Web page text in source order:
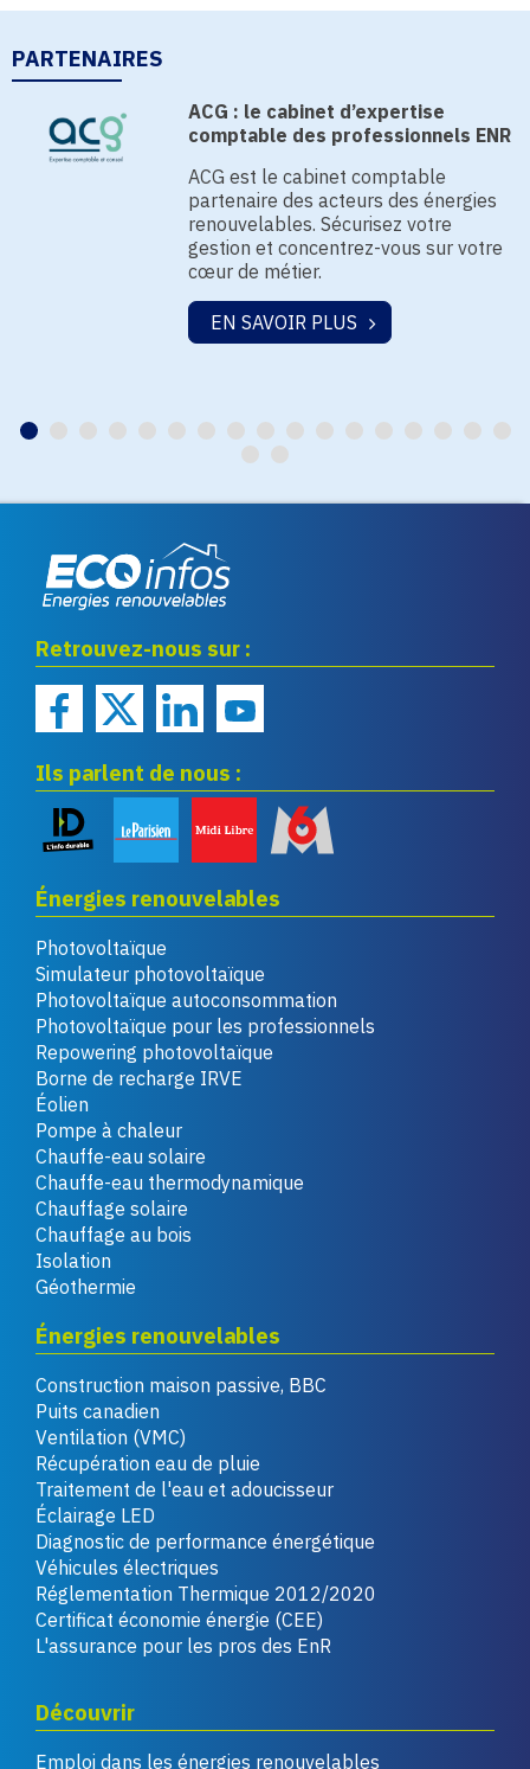
PARTENAIRES
ACG : le cabinet d’expertise
comptable des professionnels ENR
ACG est le cabinet comptable
partenaire des acteurs des énergies
renouvelables. Sécurisez votre
gestion et concentrez-vous sur votre
cœur de métier.
EN SAVOIR PLUS
renouvelables
Retrouvez-nous sur :
Ils parlent de nous :
Énergies renouvelables
Photovoltaïque
Simulateur photovoltaïque
Photovoltaïque autoconsommation
Photovoltaïque pour les professionnels
Repowering photovoltaïque
Borne de recharge IRVE
Éolien
Pompe à chaleur
Chauffe-eau solaire
Chauffe-eau thermodynamique
Chauffage solaire
Chauffage au bois
Isolation
Géothermie
Énergies renouvelables
Construction maison passive, BBC
Puits canadien
Ventilation (VMC)
Récupération eau de pluie
Traitement de l'eau et adoucisseur
Éclairage LED
Diagnostic de performance énergétique
Véhicules électriques
Réglementation Thermique 2012/2020
Certificat économie énergie (CEE)
L'assurance pour les pros des EnR
Découvrir
Emploi dans les énergies renouvelables